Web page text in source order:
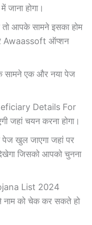
होगा।
आपके सामने इसका होम
Awaassoft ऑप्शन
सामने एक और नया पेज
Details For
चयन करना होगा।
खुल जाएगा जहां पर
जिसको आपको चुनना
List 2024
को चेक कर सकते हो